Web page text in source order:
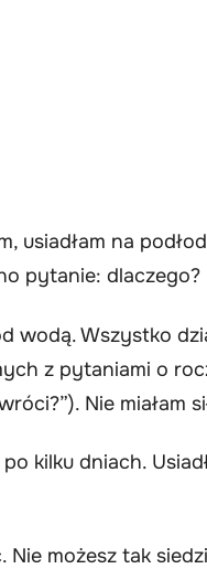
usiadłam na
pytanie: dlaczego?
wodą. Wszystko
z pytaniami o
Nie miałam
kilku dniach.
możesz tak